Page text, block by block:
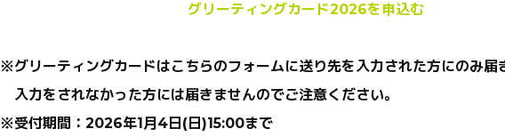
グリーティングカード2026を申込む
※グリーティングカードはこちらのフォームに送り先を入力された方にのみ届
入力をされなかった方には届きませんのでご注意ください。
※受付期間：2026年1月4日(日)15:00まで